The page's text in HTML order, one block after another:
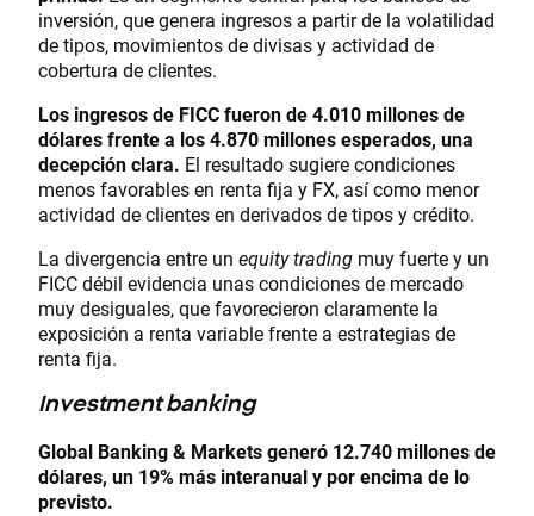
inversión, que genera ingresos a partir de la volatilidad
de tipos, movimientos de divisas y actividad de
cobertura de clientes.
Los ingresos de FICC fueron de 4.010 millones de
dólaresfrente a los 4.870 millones esperados, una
decepción clara. El resultado sugiere condiciones
menos favorables en renta fija y FX, así como menor
actividad de clientes en derivados de tipos y crédito.
La divergencia entre un equity trading muy fuerte y un
FICC débil evidencia unas condiciones de mercado
muy desiguales, que favorecieron claramente la
exposición a renta variable frente a estrategias de
renta fija.
Investment banking
Global Banking & Markets generó 12.740 millones de
dólares, un 19% más interanual y por encima de lo
previsto.